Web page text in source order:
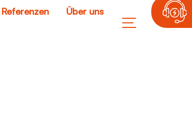
Referenzen Über uns